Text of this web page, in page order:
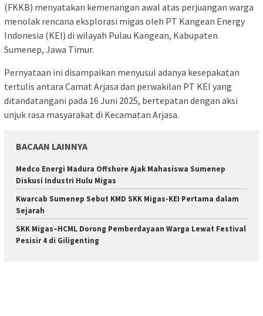
(FKKB) menyatakan kemenangan awal atas perjuangan warga
menolak rencana eksplorasi migas oleh PT Kangean Energy
Indonesia (KEI) di wilayah Pulau Kangean, Kabupaten
Sumenep, Jawa Timur.
Pernyataan ini disampaikan menyusul adanya kesepakatan
tertulis antara Camat Arjasa dan perwakilan PT KEI yang
ditandatangani pada 16 Juni 2025, bertepatan dengan aksi
unjuk rasa masyarakat di Kecamatan Arjasa.
BACAAN LAINNYA
Medco Energi Madura Offshore Ajak Mahasiswa Sumenep
Diskusi Industri Hulu Migas
Kwarcab Sumenep Sebut KMD SKK Migas-KEI Pertama dalam
Sejarah
SKK Migas–HCML Dorong Pemberdayaan Warga Lewat Festival
Pesisir 4 di Giligenting